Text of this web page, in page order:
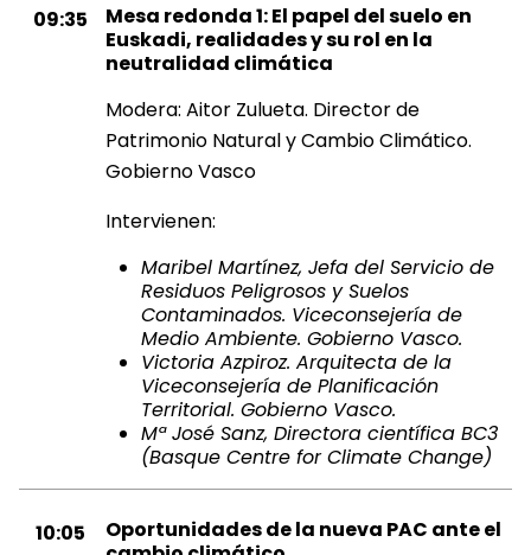
09:35
Mesa redonda 1: El papel del suelo en
Euskadi, realidades y su rol en la
neutralidad climática
Modera: Aitor Zulueta. Director de
Patrimonio Natural y Cambio Climático.
Gobierno Vasco
Intervienen:
Maribel Martínez, Jefa del Servicio de
Residuos Peligrosos y Suelos
Contaminados. Viceconsejería de
Medio Ambiente. Gobierno Vasco.
Victoria Azpiroz. Arquitecta de la
Viceconsejería de Planificación
Territorial. Gobierno Vasco.
Mª José Sanz, Directora científica BC3
(Basque Centre for Climate Change)
10:05
Oportunidades de la nueva PAC ante el